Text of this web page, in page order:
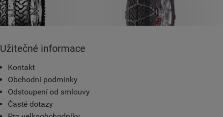
Užitečné informace
Kontakt
Obchodní podmínky
Odstoupení od smlouvy
Časté dotazy